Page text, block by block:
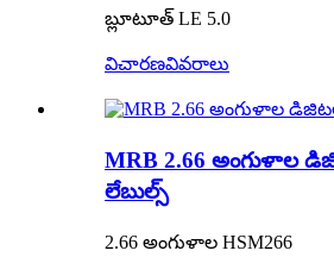
బ్లూటూత్ LE 5.0
విచారణవివరాలు
MRB 2.66 అంగుళాల
లేబుల్స్
2.66 అంగుళాల HSM266